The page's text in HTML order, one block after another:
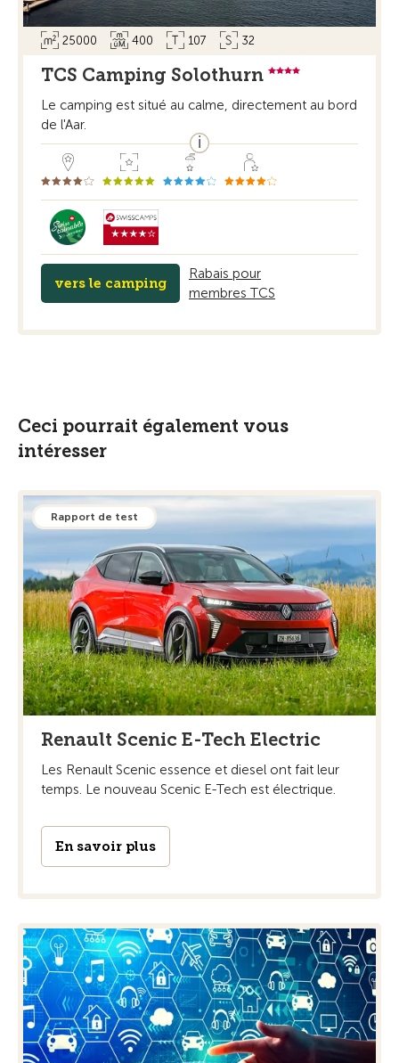
25000 400 107 32
TCS Camping Solothurn
Le camping est situé au calme, directement au bord
de l'Aar.
vers le camping
Rabais pour
membres TCS
Ceci pourrait également vous
intéresser
Rapport de test
Renault Scenic E-Tech Electric
Les Renault Scenic essence et diesel ont fait leur
temps. Le nouveau Scenic E-Tech est électrique.
En savoir plus